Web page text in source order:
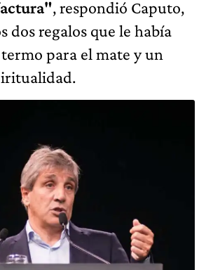
, respondió Caputo,
dos regalos que le había
para el mate y un